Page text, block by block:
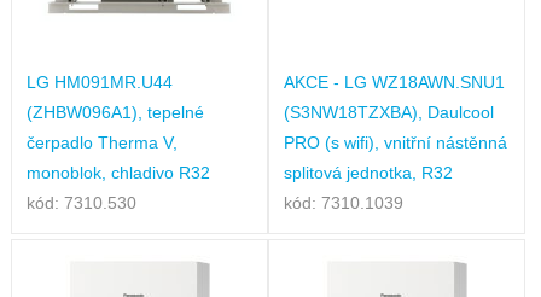
LG HM091MR.U44
(ZHBW096A1), tepelné
čerpadlo Therma V,
monoblok, chladivo R32
kód: 7310.530
AKCE - LG WZ18AWN.SNU1
(S3NW18TZXBA), Daulcool
PRO (s wifi), vnitřní nástěnná
splitová jednotka, R32
kód: 7310.1039